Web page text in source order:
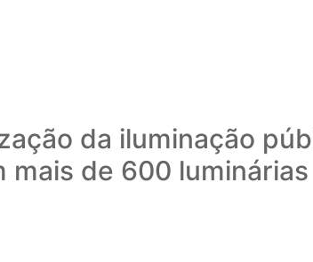
da iluminação
de 600 luminárias